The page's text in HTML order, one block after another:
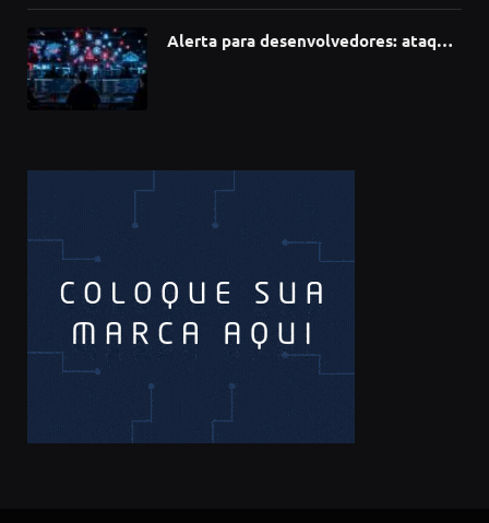
Alerta para desenvolvedores: ataque